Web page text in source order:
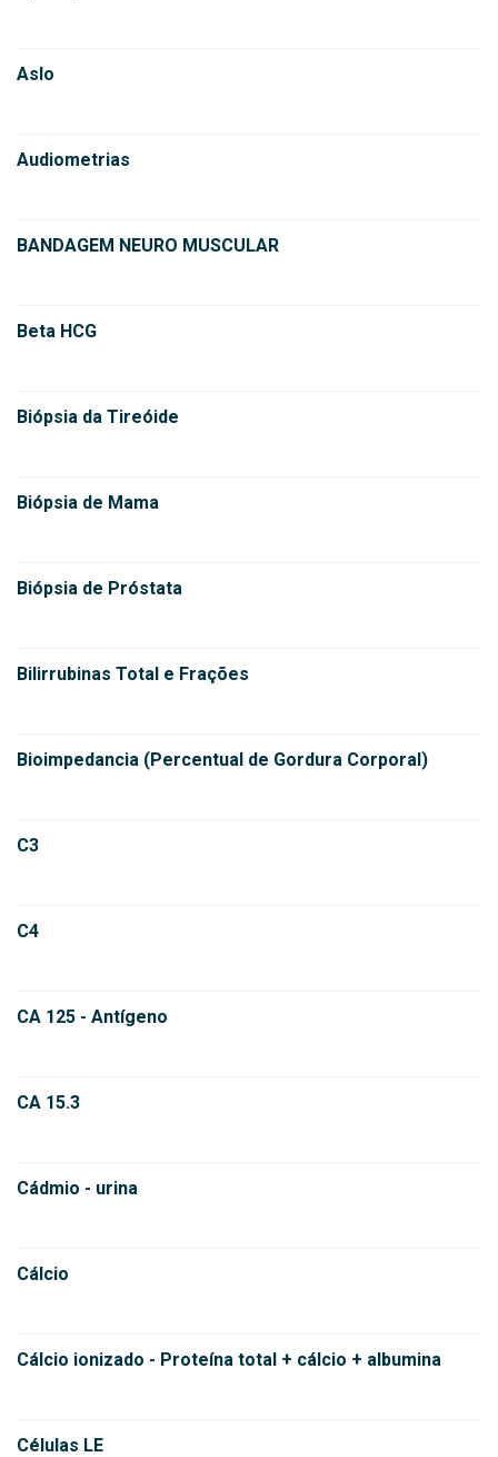
Aslo
Audiometrias
BANDAGEM NEURO MUSCULAR
Beta HCG
Biópsia da Tireóide
Biópsia de Mama
Biópsia de Próstata
Bilirrubinas Total e Frações
Bioimpedancia (Percentual de Gordura Corporal)
C3
C4
CA 125 - Antígeno
CA 15.3
Cádmio - urina
Cálcio
Cálcio ionizado - Proteína total + cálcio + albumina
Células LE